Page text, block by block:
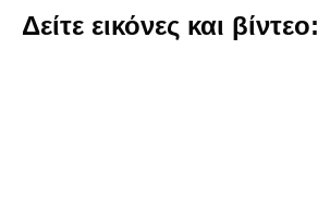
Δείτε εικόνες και βίντεο: